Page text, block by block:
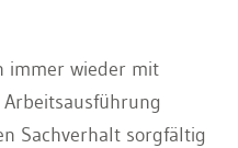
immer wieder mit
Sachverhalt sorgfältig